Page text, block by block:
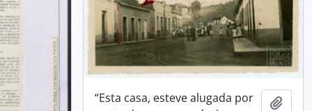
“Esta casa, esteve alugada por